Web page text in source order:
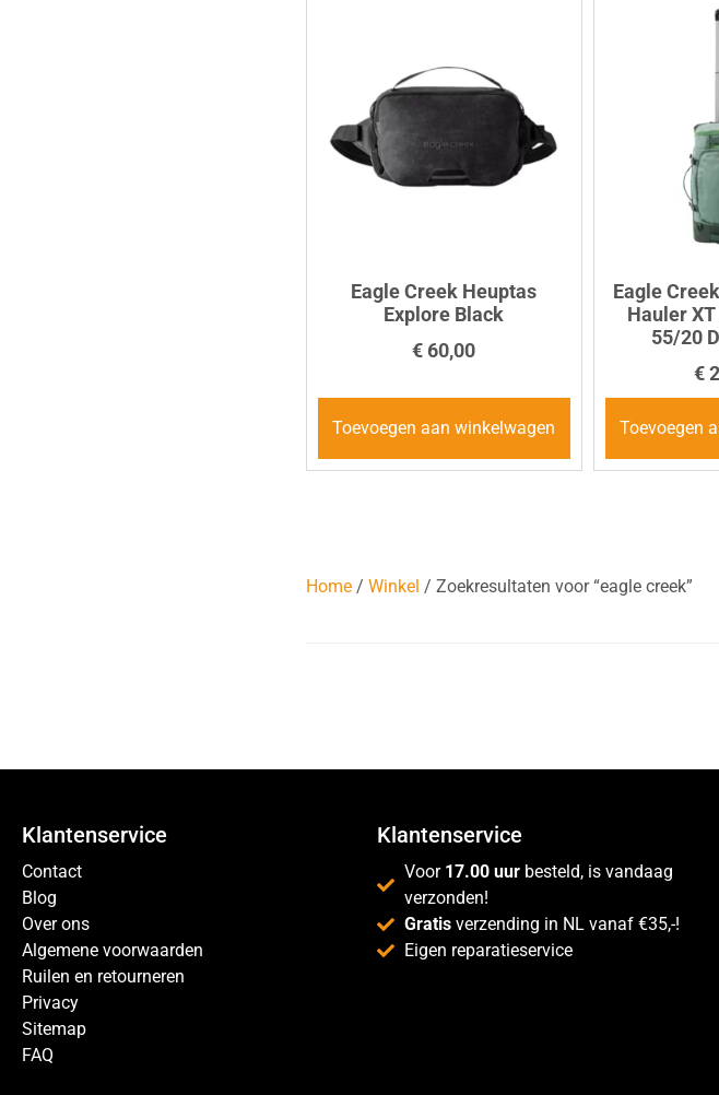
Eagle Creek Heuptas
Explore Black
€ 60,00
Toevoegen aan winkelwagen
Eagle
Hauler
55/20
€
Toevoegen
Home / Winkel / Zoekresultaten voor “eagle creek”
Klantenservice
Contact
Blog
Over ons
Algemene voorwaarden
Ruilen en retourneren
Privacy
Sitemap
FAQ
Klantenservice
Voor 17.00 uur besteld, is vandaag
verzonden!
Gratis verzending in NL vanaf €35,-!
Eigen reparatieservice